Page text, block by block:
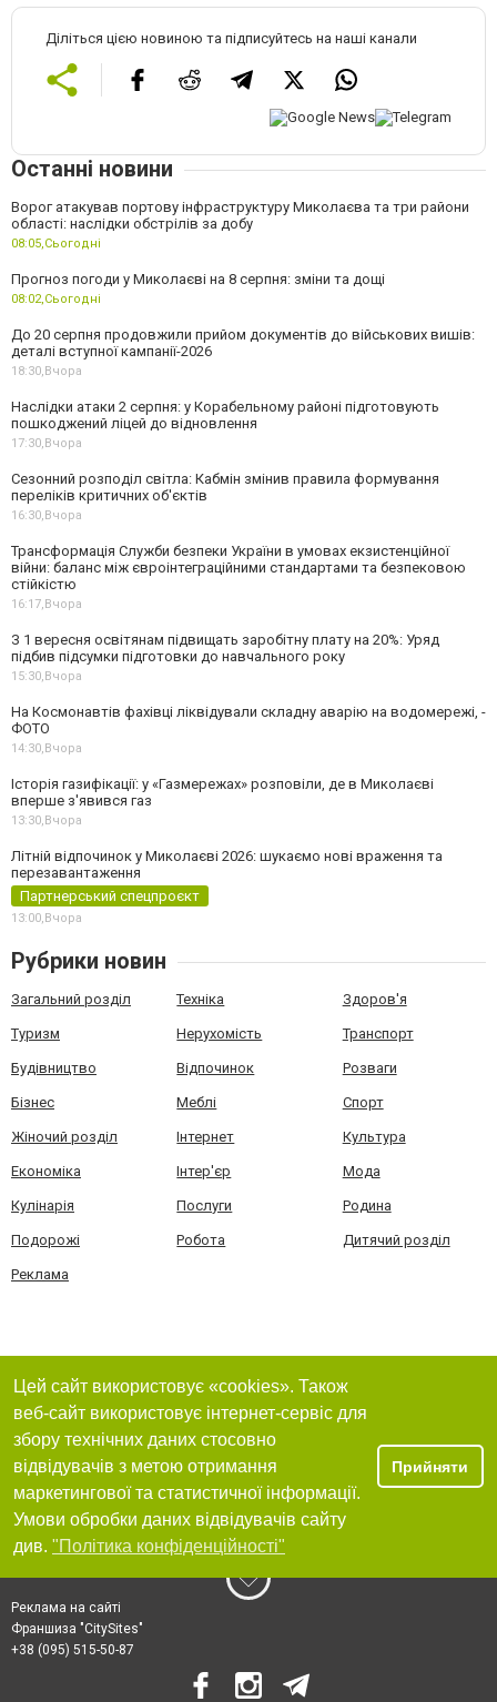
Діліться цією новиною та підписуйтесь на наші канали
Останні новини
Ворог атакував портову інфраструктуру Миколаєва та три райони
області: наслідки обстрілів за добу
08:05, Сьогодні
Прогноз погоди у Миколаєві на 8 серпня: зміни та дощі
08:02, Сьогодні
До 20 серпня продовжили прийом документів до військових вишів:
деталі вступної кампанії-2026
18:30, Вчора
Наслідки атаки 2 серпня: у Корабельному районі підготовують
пошкоджений ліцей до відновлення
17:30, Вчора
Сезонний розподіл світла: Кабмін змінив правила формування
переліків критичних об'єктів
16:30, Вчора
Трансформація Служби безпеки України в умовах екзистенційної
війни: баланс між євроінтеграційними стандартами та безпековою
стійкістю
16:17, Вчора
З 1 вересня освітянам підвищать заробітну плату на 20%: Уряд
підбив підсумки підготовки до навчального року
15:30, Вчора
На Космонавтів фахівці ліквідували складну аварію на водомережі, -
ФОТО
14:30, Вчора
Історія газифікації: у «Газмережах» розповіли, де в Миколаєві
вперше з'явився газ
13:30, Вчора
Літній відпочинок у Миколаєві 2026: шукаємо нові враження та
перезавантаження
Партнерський спецпроєкт
13:00, Вчора
Рубрики новин
Загальний розділ Техніка Здоров'я
Туризм Нерухомість Транспорт
Будівництво Відпочинок Розваги
Бізнес Меблі Спорт
Жіночий розділ Інтернет Культура
Економіка Інтер'єр Мода
Кулінарія Послуги Родина
Подорожі Робота Дитячий розділ
Реклама
Цей сайт використовує «cookies». Також
веб-сайт використовує інтернет-сервіс для
збору технічних даних стосовно
відвідувачів з метою отримання
маркетингової та статистичної інформації.
Умови обробки даних відвідувачів сайту
див. "Політика конфіденційності"
Прийняти
Реклама на сайті
Франшиза "CitySites"
+38 (095) 515-50-87